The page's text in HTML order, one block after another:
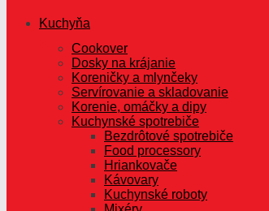
Kuchyňa
Cookover
Dosky na krájanie
Koreničky a mlynčeky
Servírovanie a skladovanie
Korenie, omáčky a dipy
Kuchynské spotrebiče
Bezdrôtové spotrebiče
Food processory
Hriankovače
Kávovary
Kuchynské roboty